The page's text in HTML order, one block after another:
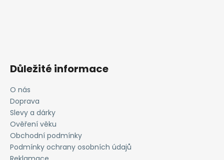
Důležité informace
O nás
Doprava
Slevy a dárky
Ověření věku
Obchodní podmínky
Podmínky ochrany osobních údajů